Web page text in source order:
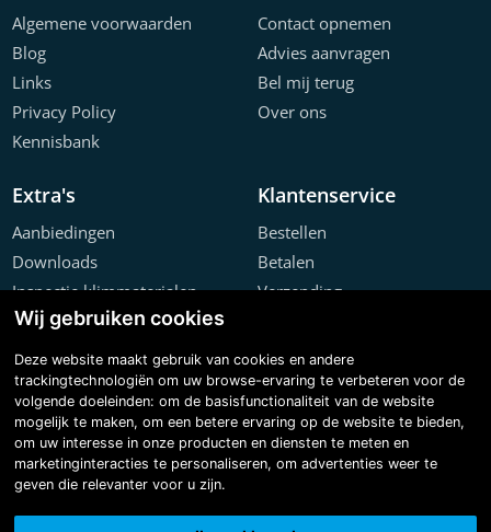
Algemene voorwaarden
Blog
Links
Privacy Policy
Kennisbank
Contact opnemen
Advies aanvragen
Bel mij terug
Over ons
Extra's
Aanbiedingen
Downloads
Inspectie klimmaterialen
Offerte configurator
Projecten
Klantenservice
Bestellen
Betalen
Verzending
Klachten
Wij gebruiken cookies
Deze website maakt gebruik van cookies en andere
trackingtechnologiën om uw browse-ervaring te verbeteren voor de
volgende doeleinden: om de basisfunctionaliteit van de website
mogelijk te maken, om een betere ervaring op de website te bieden,
om uw interesse in onze producten en diensten te meten en
marketinginteracties te personaliseren, om advertenties weer te
geven die relevanter voor u zijn.